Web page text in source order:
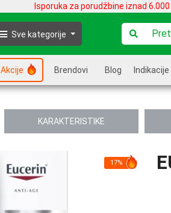
Isporuka za porudžbine iznad
Sve kategorije
Akcije Brendovi Blog Indikacije
KARAKTERISTIKE
17%